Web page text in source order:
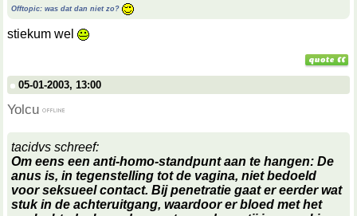
Offtopic: was dat dan niet zo?
stiekum wel
05-01-2003, 13:00
Yolcu
tacidvs schreef:
Om eens een anti-homo-standpunt aan te hangen: De
anus is, in tegenstelling tot de vagina, niet bedoeld
voor seksueel contact. Bij penetratie gaat er eerder wat
stuk in de achteruitgang, waardoor er bloed met het